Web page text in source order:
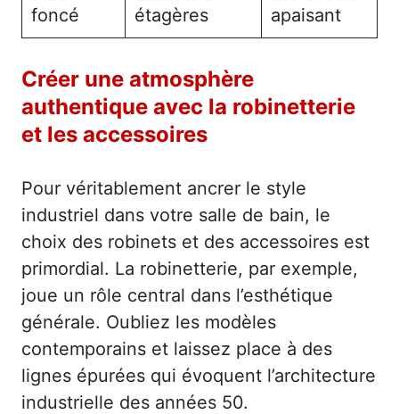
foncé
étagères
apaisant
Créer une atmosphère
authentique avec la robinetterie
et les accessoires
Pour véritablement ancrer le style
industriel dans votre salle de bain, le
choix des robinets et des accessoires est
primordial. La robinetterie, par exemple,
joue un rôle central dans l’esthétique
générale. Oubliez les modèles
contemporains et laissez place à des
lignes épurées qui évoquent l’architecture
industrielle des années 50.